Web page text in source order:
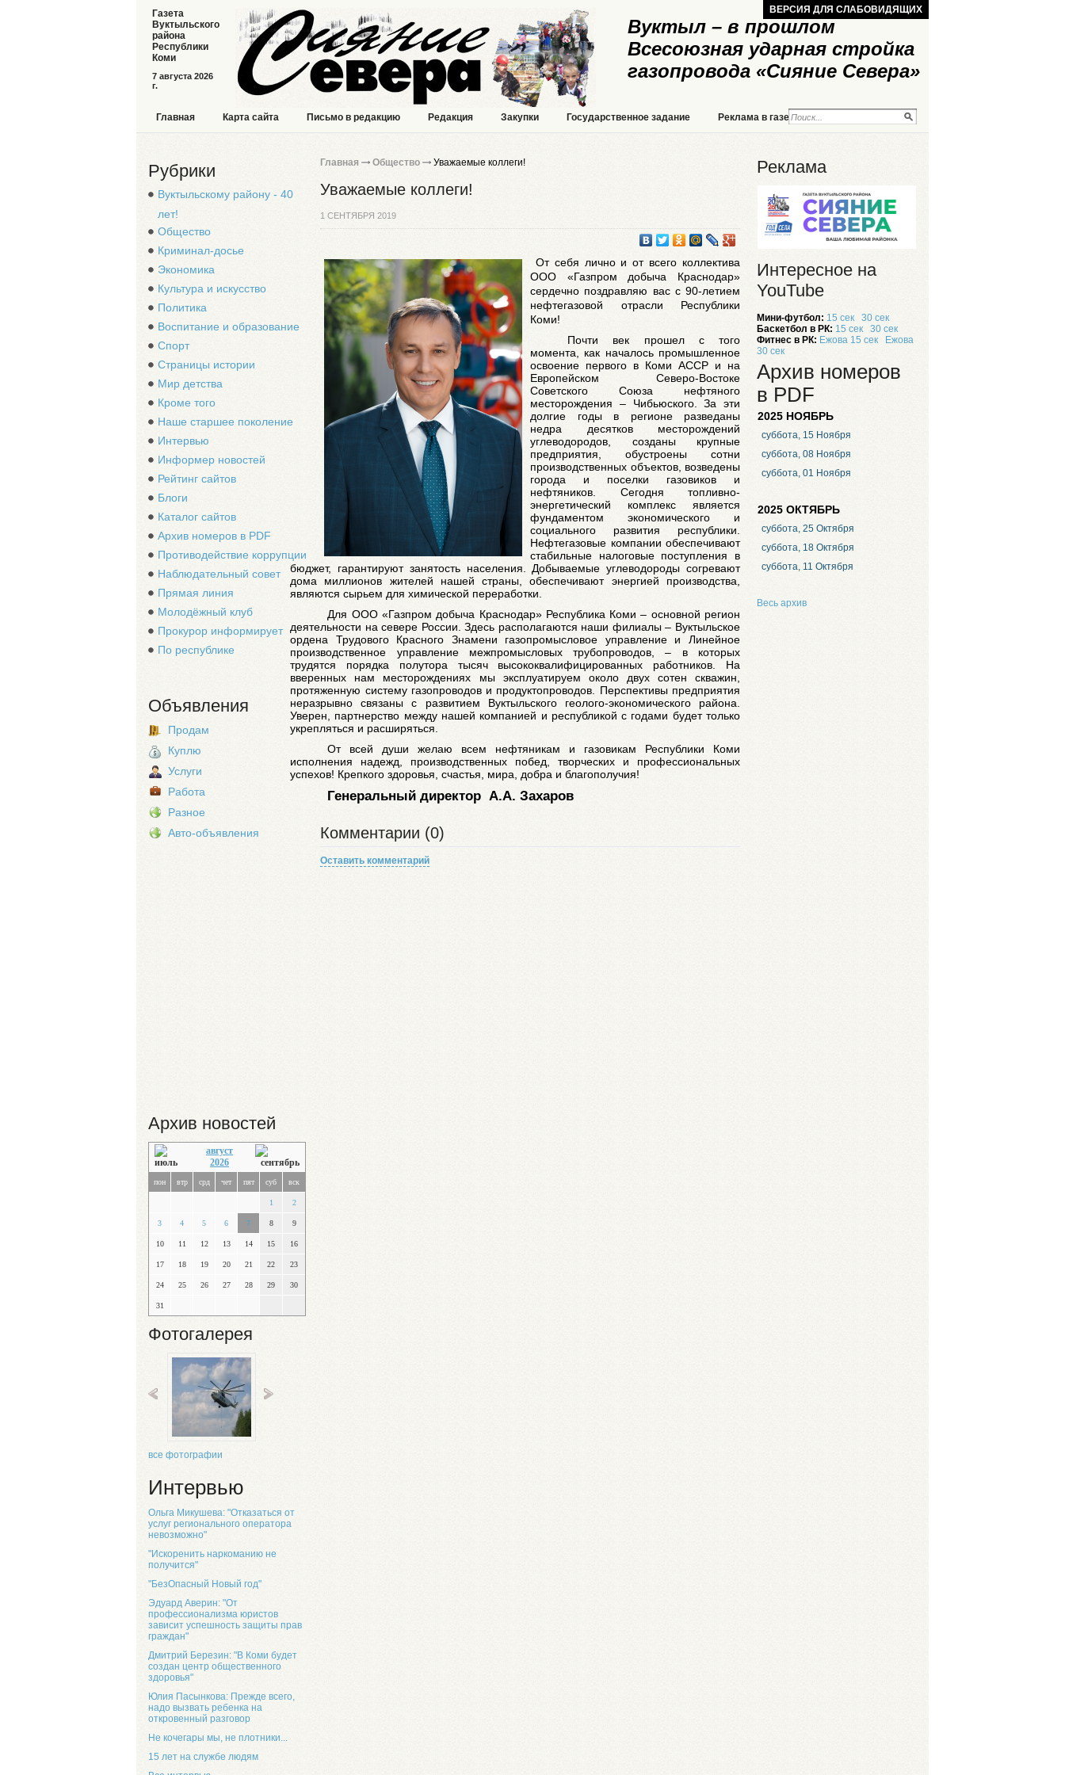
Вуктыл – в прошлом
Всесоюзная ударная стройка
газопровода «Сияние Севера»
7 августа 2026
г.
Газета
Вуктыльского
района
Республики
Коми
ВЕРСИЯ ДЛЯ СЛАБОВИДЯЩИХ
Главная Карта сайта Письмо в редакцию Редакция Закупки Государственное задание Реклама в газете Реклама на сайте
Рубрики
Вуктыльскому району - 40
лет!
Общество
Криминал-досье
Экономика
Культура и искусство
Политика
Воспитание и образование
Спорт
Страницы истории
Мир детства
Кроме того
Наше старшее поколение
Интервью
Информер новостей
Рейтинг сайтов
Блоги
Каталог сайтов
Архив номеров в PDF
Противодействие коррупции
Наблюдательный совет
Прямая линия
Молодёжный клуб
Прокурор информирует
По республике
Объявления
Продам
Куплю
Услуги
Работа
Разное
Авто-объявления
Архив новостей
август
2026
пон втр срд чет пят суб вск
1 2
3 4 5 6 7 8 9
10 11 12 13 14 15 16
17 18 19 20 21 22 23
24 25 26 27 28 29 30
31
Фотогалерея
все фотографии
Интервью
Ольга Микушева: "Отказаться от
услуг регионального оператора
невозможно"
"Искоренить наркоманию не
получится"
"БезОпасный Новый год"
Эдуард Аверин: "От
профессионализма юристов
зависит успешность защиты прав
граждан"
Дмитрий Березин: "В Коми будет
создан центр общественного
здоровья"
Юлия Пасынкова: Прежде всего,
надо вызвать ребенка на
откровенный разговор
Не кочегары мы, не плотники...
15 лет на службе людям
Главная Общество Уважаемые коллеги!
Уважаемые коллеги!
1 СЕНТЯБРЯ 2019
От себя лично и от всего коллектива
ООО «Газпром добыча Краснодар»
сердечно поздравляю вас с 90-летием
нефтегазовой отрасли Республики
Коми!
Почти век прошел с того
момента, как началось промышленное
освоение первого в Коми АССР и на
Европейском Северо-Востоке
Советского Союза нефтяного
месторождения – Чибьюского. За эти
долгие годы в регионе разведаны
недра десятков месторождений
углеводородов, созданы крупные
предприятия, обустроены сотни
производственных объектов, возведены
города и поселки газовиков и
нефтяников. Сегодня топливно-
энергетический комплекс является
фундаментом экономического и
социального развития республики.
Нефтегазовые компании обеспечивают
стабильные налоговые поступления в
бюджет, гарантируют занятость населения. Добываемые углеводороды согревают
дома миллионов жителей нашей страны, обеспечивают энергией производства,
являются сырьем для химической переработки.
Для ООО «Газпром добыча Краснодар» Республика Коми – основной регион
деятельности на севере России. Здесь располагаются наши филиалы – Вуктыльское
ордена Трудового Красного Знамени газопромысловое управление и Линейное
производственное управление межпромысловых трубопроводов, – в которых
трудятся порядка полутора тысяч высококвалифицированных работников. На
вверенных нам месторождениях мы эксплуатируем около двух сотен скважин,
протяженную систему газопроводов и продуктопроводов. Перспективы предприятия
неразрывно связаны с развитием Вуктыльского геолого-экономического района.
Уверен, партнерство между нашей компанией и республикой с годами будет только
укрепляться и расширяться.
От всей души желаю всем нефтяникам и газовикам Республики Коми
исполнения надежд, производственных побед, творческих и профессиональных
успехов! Крепкого здоровья, счастья, мира, добра и благополучия!
Генеральный директор А.А. Захаров
Комментарии (0)
Оставить комментарий
Реклама
Интересное на
YouTube
Мини-футбол: 15 сек
30 сек
Баскетбол в РК: 15 сек
30 сек
Фитнес в РК: Ежова 15 сек
Ежова
30 сек
Архив номеров
в PDF
2025 НОЯБРЬ
суббота, 15 Ноября
суббота, 08 Ноября
суббота, 01 Ноября
2025 ОКТЯБРЬ
суббота, 25 Октября
суббота, 18 Октября
суббота, 11 Октября
Весь архив